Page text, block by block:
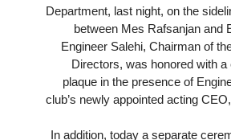
Department, last night, on the
between Mes Rafsanjan and
Engineer Salehi, Chairman of
Directors, was honored with
plaque in the presence of
club’s newly appointed acting
In addition, today a separate